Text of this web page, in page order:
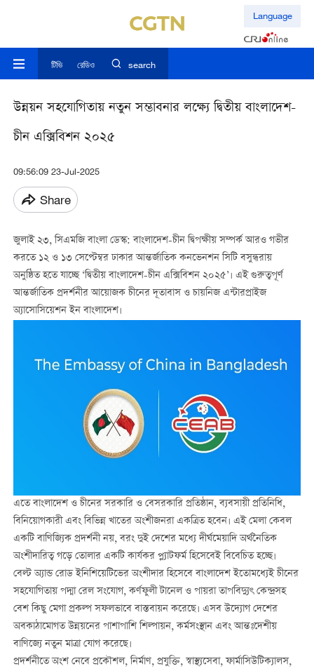
Language
টিভি রেডিও search
উন্নয়ন সহযোগিতায় নতুন সম্ভাবনার লক্ষ্যে দ্বিতীয় বাংলাদেশ-
চীন এক্সিবিশন ২০২৫
09:56:09 23-Jul-2025
Share
জুলাই ২৩, সিএমজি বাংলা ডেস্ক: বাংলাদেশ-চীন দ্বিপক্ষীয় সম্পর্ক আরও গভীর
করতে ১২ ও ১৩ সেপ্টেম্বর ঢাকার আন্তর্জাতিক কনভেনশন সিটি বসুন্ধরায়
অনুষ্ঠিত হতে যাচ্ছে ‘দ্বিতীয় বাংলাদেশ-চীন এক্সিবিশন ২০২৫’। এই গুরুত্বপূর্ণ
আন্তর্জাতিক প্রদর্শনীর আয়োজক চীনের দূতাবাস ও চায়নিজ এন্টারপ্রাইজ
অ্যাসোসিয়েশন ইন বাংলাদেশ।
এতে বাংলাদেশ ও চীনের সরকারি ও বেসরকারি প্রতিষ্ঠান, ব্যবসায়ী প্রতিনিধি,
বিনিয়োগকারী এবং বিভিন্ন খাতের অংশীজনরা একত্রিত হবেন। এই মেলা কেবল
একটি বাণিজ্যিক প্রদর্শনী নয়, বরং দুই দেশের মধ্যে দীর্ঘমেয়াদি অর্থনৈতিক
অংশীদারিত্ব গড়ে তোলার একটি কার্যকর প্ল্যাটফর্ম হিসেবেই বিবেচিত হচ্ছে।
বেল্ট অ্যান্ড রোড ইনিশিয়েটিভের অংশীদার হিসেবে বাংলাদেশ ইতোমধ্যেই চীনের
সহযোগিতায় পদ্মা রেল সংযোগ, কর্ণফুলী টানেল ও পায়রা তাপবিদ্যুৎ কেন্দ্রসহ
বেশ কিছু মেগা প্রকল্প সফলভাবে বাস্তবায়ন করেছে। এসব উদ্যোগ দেশের
অবকাঠামোগত উন্নয়নের পাশাপাশি শিল্পায়ন, কর্মসংস্থান এবং আন্তঃদেশীয়
বাণিজ্যে নতুন মাত্রা যোগ করেছে।
প্রদর্শনীতে অংশ নেবে প্রকৌশল, নির্মাণ, প্রযুক্তি, স্বাস্থ্যসেবা, ফার্মাসিউটিক্যালস,